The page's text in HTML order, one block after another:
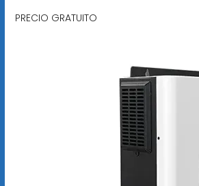
PRECIO GRATUITO